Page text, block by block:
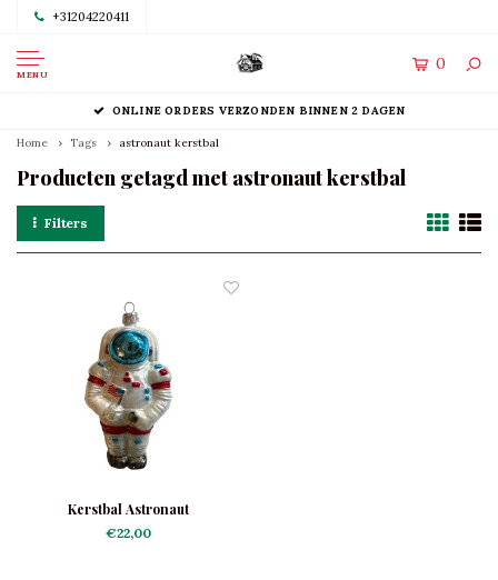
+31204220411
MENU
0
ONLINE ORDERS VERZONDEN BINNEN 2 DAGEN
Home Tags astronaut kerstbal
Producten getagd met astronaut kerstbal
Filters
Kerstbal Astronaut
€22,00